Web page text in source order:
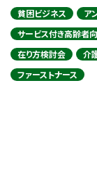
貧困ビジネス
ア
サービス付き高齢者
在り方検討会
介
ファーストナース